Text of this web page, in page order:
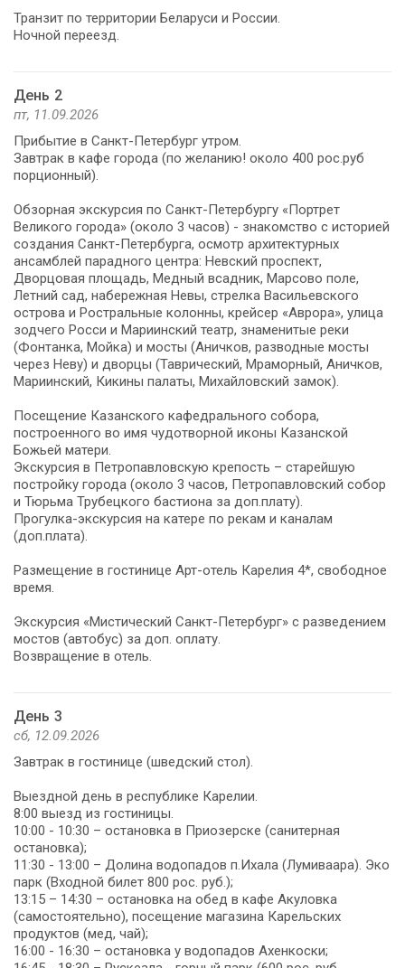
Транзит по территории Беларуси и России.
Ночной переезд.
День 2
пт, 11.09.2026
Прибытие в Санкт-Петербург утром.
Завтрак в кафе города (по желанию! около 400 рос.руб
порционный).
Обзорная экскурсия по Санкт-Петербургу «Портрет
Великого города» (около 3 часов) - знакомство с историей
создания Санкт-Петербурга, осмотр архитектурных
ансамблей парадного центра: Невский проспект,
Дворцовая площадь, Медный всадник, Марсово поле,
Летний сад, набережная Невы, стрелка Васильевского
острова и Ростральные колонны, крейсер «Аврора», улица
зодчего Росси и Мариинский театр, знаменитые реки
(Фонтанка, Мойка) и мосты (Аничков, разводные мосты
через Неву) и дворцы (Таврический, Мраморный, Аничков,
Мариинский, Кикины палаты, Михайловский замок).
Посещение Казанского кафедрального собора,
построенного во имя чудотворной иконы Казанской
Божьей матери.
Экскурсия в Петропавловскую крепость – старейшую
постройку города (около 3 часов, Петропавловский собор
и Тюрьма Трубецкого бастиона за доп.плату).
Прогулка-экскурсия на катере по рекам и каналам
(доп.плата).
Размещение в гостинице Арт-отель Карелия 4*, свободное
время.
Экскурсия «Мистический Санкт-Петербург» с разведением
мостов (автобус) за доп. оплату.
Возвращение в отель.
День 3
сб, 12.09.2026
Завтрак в гостинице (шведский стол).
Выездной день в республике Карелии.
8:00 выезд из гостиницы.
10:00 - 10:30 – остановка в Приозерске (санитерная
остановка);
11:30 - 13:00 – Долина водопадов п.Ихала (Лумиваара). Эко
парк (Входной билет 800 рос. руб.);
13:15 – 14:30 – остановка на обед в кафе Акуловка
(самостоятельно), посещение магазина Карельских
продуктов (мед, чай);
16:00 - 16:30 – остановка у водопадов Ахенкоски;